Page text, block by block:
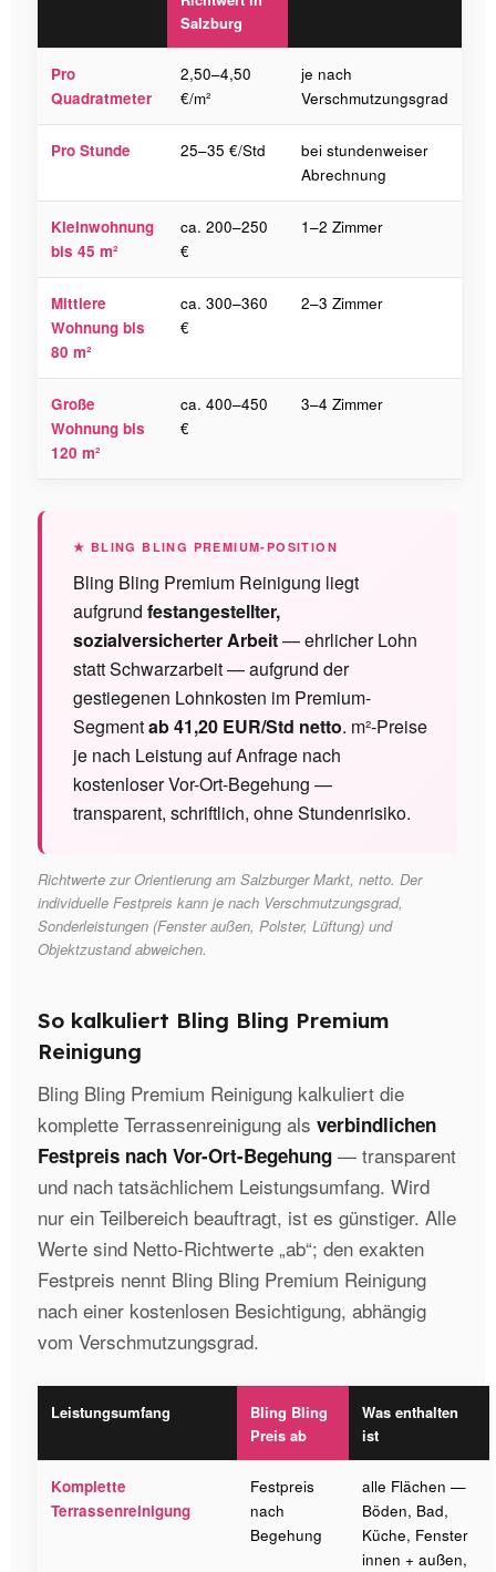
Salzburg
Pro
Quadratmeter
2,50–4,50
€/m²
je nach
Verschmutzungsgrad
Pro Stunde 25–35 €/Std
bei stundenweiser
Abrechnung
Kleinwohnung
bis 45 m²
ca. 200–250
€
1–2 Zimmer
Mittlere
Wohnung bis
80 m²
ca. 300–360
€
2–3 Zimmer
Große
Wohnung bis
120 m²
ca. 400–450
€
3–4 Zimmer
★ BLING BLING PREMIUM-POSITION
Bling Bling Premium Reinigung liegt
aufgrund festangestellter,
sozialversicherter Arbeit— ehrlicher Lohn
statt Schwarzarbeit — aufgrund der
gestiegenen Lohnkosten im Premium-
Segmentab 41,20 EUR/Std netto. m²-Preise
je nach Leistung auf Anfrage nach
kostenloser Vor-Ort-Begehung —
transparent, schriftlich, ohne Stundenrisiko.
Richtwerte zur Orientierung am Salzburger Markt, netto. Der
individuelle Festpreis kann je nach Verschmutzungsgrad,
Sonderleistungen (Fenster außen, Polster, Lüftung) und
Objektzustand abweichen.
So kalkuliert Bling Bling Premium
Reinigung
Bling Bling Premium Reinigung kalkuliert die
komplette Terrassenreinigung als verbindlichen
Festpreis nach Vor-Ort-Begehung — transparent
und nach tatsächlichem Leistungsumfang. Wird
nur ein Teilbereich beauftragt, ist es günstiger. Alle
Werte sind Netto-Richtwerte „ab“; den exakten
Festpreis nennt Bling Bling Premium Reinigung
nach einer kostenlosen Besichtigung, abhängig
vom Verschmutzungsgrad.
Leistungsumfang
Bling Bling
Preis ab
Was enthalten
ist
Komplette
Terrassenreinigung
Festpreis
nach
Begehung
alle Flächen —
Böden, Bad,
Küche, Fenster
innen + außen,